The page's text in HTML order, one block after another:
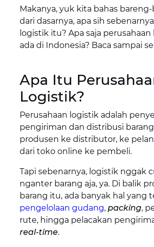
Makanya, yuk kita bahas
dari dasarnya, apa sih
logistik itu? Apa saja
ada di Indonesia? Baca sampai
Apa Itu
Logistik?
Perusahaan logistik adalah
pengiriman dan distribusi
produsen ke distributor, ke
dari toko online ke pembeli.
Tapi sebenarnya, logistik nggak
nganter barang aja, ya. Di balik
barang itu, ada banyak hal yang
pengelolaan gudang, packing,
rute, hingga pelacakan
real-time.